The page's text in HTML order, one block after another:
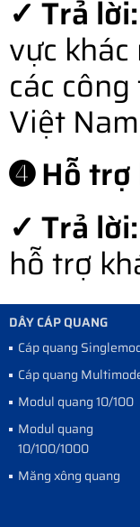
✓ Trả lời:
vực
các
Việt
➍ Hỗ trợ
✓ Trả lời:
hỗ trợ
DÂY CÁP QUANG
Cáp quang
Cáp quang
Modul quang 10/100
Modul quang
10/100/1000
Măng xông quang